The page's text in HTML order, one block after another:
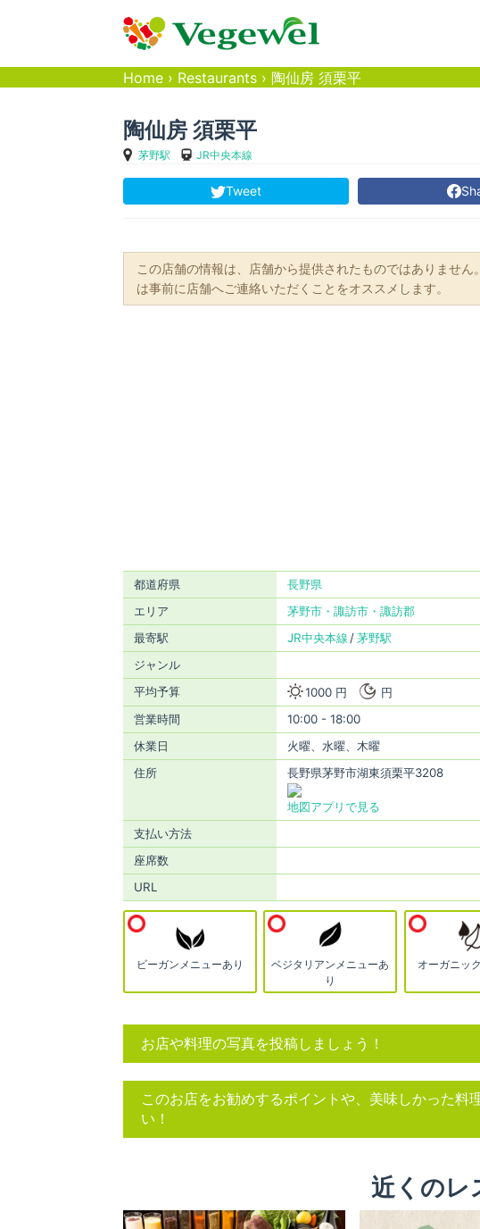
Home › Restaurants › 陶仙房 須栗平
陶仙房 須栗平
茅野駅 JR中央本線
Tweet
この店舗の情報は、店舗から提供されたものではありませ
は事前に店舗へご連絡いただくことをオススメします。
都道府県
長野県
エリア
茅野市・諏訪市・諏訪郡
最寄駅
JR中央本線
茅野駅
ジャンル
平均予算
1000 円
円
営業時間
10:00 - 18:00
休業日
火曜、水曜、木曜
住所
長野県茅野市湖東須栗平3208
地図アプリで見る
支払い方法
座席数
URL
ビーガンメニューあり
ベジタリアンメニューあ
り
オーガニッ
お店や料理の写真を投稿しましょう！
このお店をお勧めするポイントや、美味しかった料
い！
近くのレ